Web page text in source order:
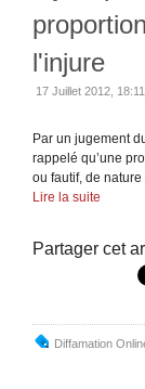
l'injure
17 Juillet 2012,
Par un jugement
rappelé qu’une
ou fautif, de nature
Lire la suite
Partager cet
Diffamation